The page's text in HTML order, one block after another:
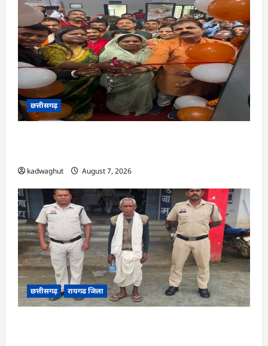
छत्तीसगढ़
kadwaghut August 7, 2026
छत्तीसगढ़ रायगढ जिला